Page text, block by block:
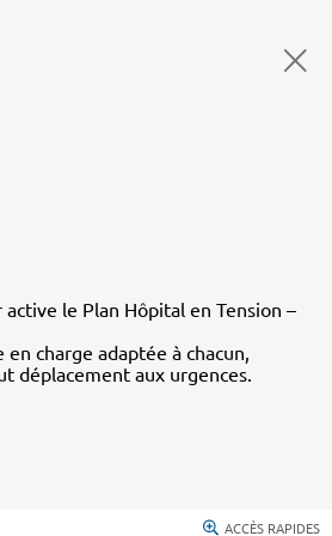
le Plan Hôpital en Tension –
charge adaptée à chacun,
déplacement aux urgences.
ACCÈS RAPIDES